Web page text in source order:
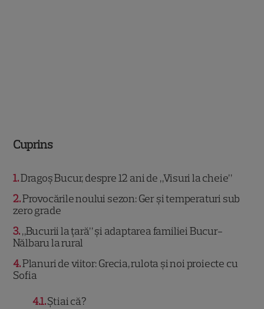
Cuprins
1 Dragoș Bucur, despre 12 ani de „Visuri la cheie”
2 Provocările noului sezon: Ger și temperaturi sub
zero grade
3 „Bucurii la țară” și adaptarea familiei Bucur-
Nălbaru la rural
4 Planuri de viitor: Grecia, rulota și noi proiecte cu
Sofia
4.1Știai că?